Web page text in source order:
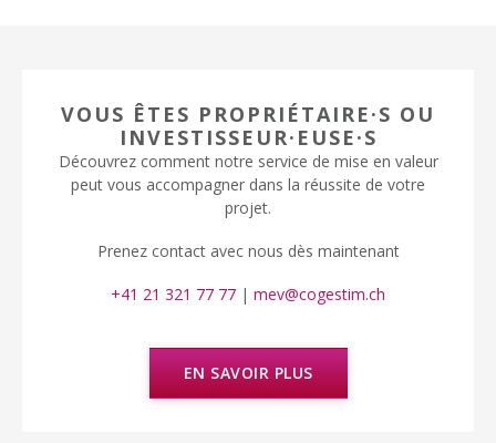
VOUS ÊTES PROPRIÉTAIRE·S OU
INVESTISSEUR·EUSE·S
Découvrez comment notre service de mise en valeur
peut vous accompagner dans la réussite de votre
projet.
Prenez contact avec nous dès maintenant
+41 21 321 77 77 | mev@cogestim.ch
EN SAVOIR PLUS